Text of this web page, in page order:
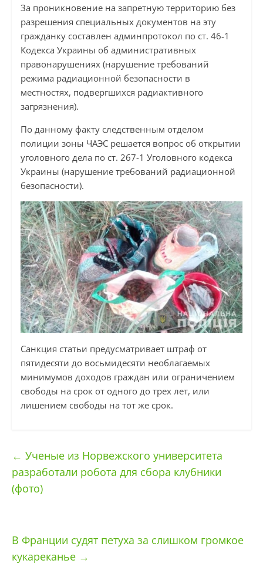
За проникновение на запретную территорию без
разрешения специальных документов на эту
гражданку составлен админпротокол по ст. 46-1
Кодекса Украины об административных
правонарушениях (нарушение требований
режима радиационной безопасности в
местностях, подвергшихся радиактивного
загрязнения).
По данному факту следственным отделом
полиции зоны ЧАЭС решается вопрос об открытии
уголовного дела по ст. 267-1 Уголовного кодекса
Украины (нарушение требований радиационной
безопасности).
Санкция статьи предусматривает штраф от
пятидесяти до восьмидесяти необлагаемых
минимумов доходов граждан или ограничением
свободы на срок от одного до трех лет, или
лишением свободы на тот же срок.
← Ученые из Норвежского университета
разработали робота для сбора клубники
(фото)
В Франции судят петуха за слишком громкое
кукареканье →